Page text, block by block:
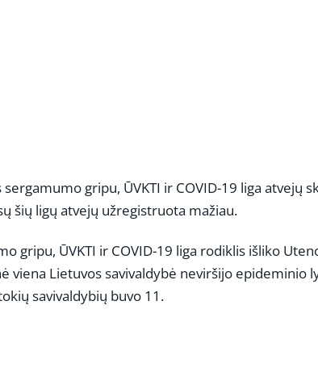
gripu, ŪVKTI ir COVID-19 liga atvejų
šių ligų atvejų užregistruota mažiau.
gripu, ŪVKTI ir COVID-19 liga rodiklis išliko
viena Lietuvos savivaldybė neviršijo epideminio
savivaldybių buvo 11.